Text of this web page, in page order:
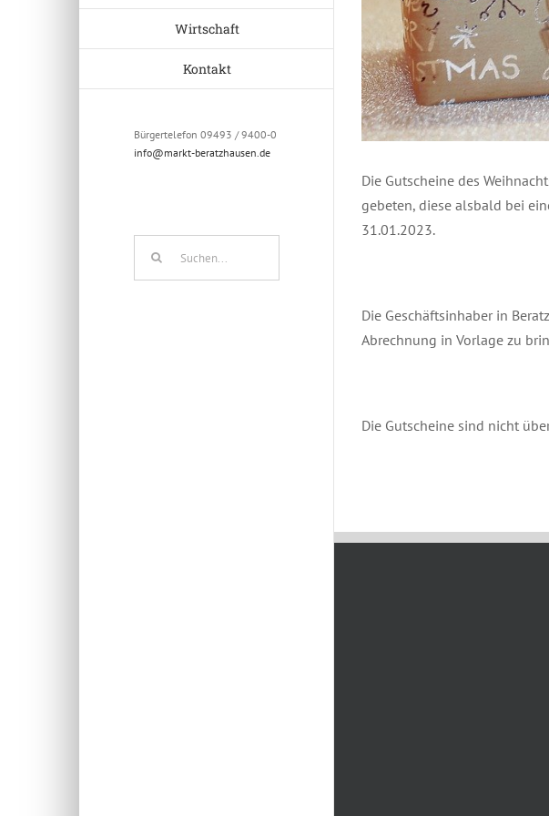
Wirtschaft
Kontakt
Bürgertelefon 09493 / 9400-0
info@markt-beratzhausen.de
Die Gutscheine des
gebeten, diese alsbald bei
31.01.2023.
Die Geschäftsinhaber in
Abrechnung in Vorlage zu
Die Gutscheine sind nicht